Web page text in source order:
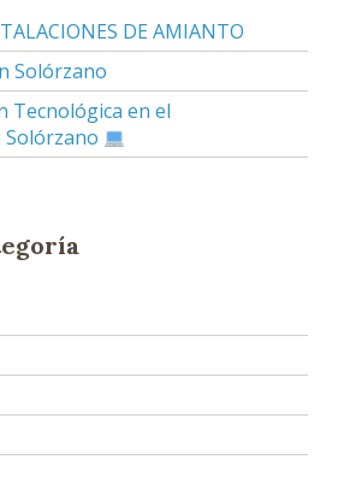
DE AMIANTO
Solórzano
Tecnológica en el